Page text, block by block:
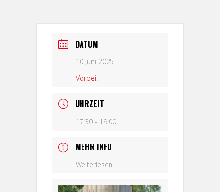
DATUM
10 Juni 2025
Vorbei!
UHRZEIT
17:30 - 19:00
MEHR INFO
Weiterlesen